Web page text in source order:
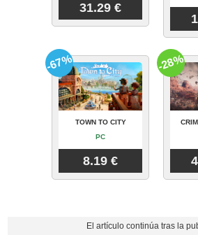
31.29 €
TOWN TO CITY
PC
8.19 €
-67% -28%